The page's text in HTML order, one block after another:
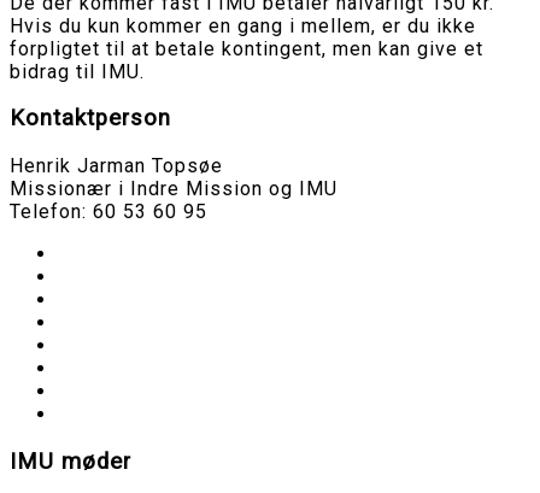
Hvis du kun kommer en gang i mellem, er du ikke
forpligtet til at betale kontingent, men kan give et
bidrag til IMU.
Kontaktperson
Henrik Jarman Topsøe
Missionær i Indre Mission og IMU
Telefon: 60 53 60 95
IMU møder